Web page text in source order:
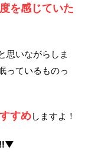
を感じていた
思いながらしま
っているものっ
すめしますよ！
!!▼